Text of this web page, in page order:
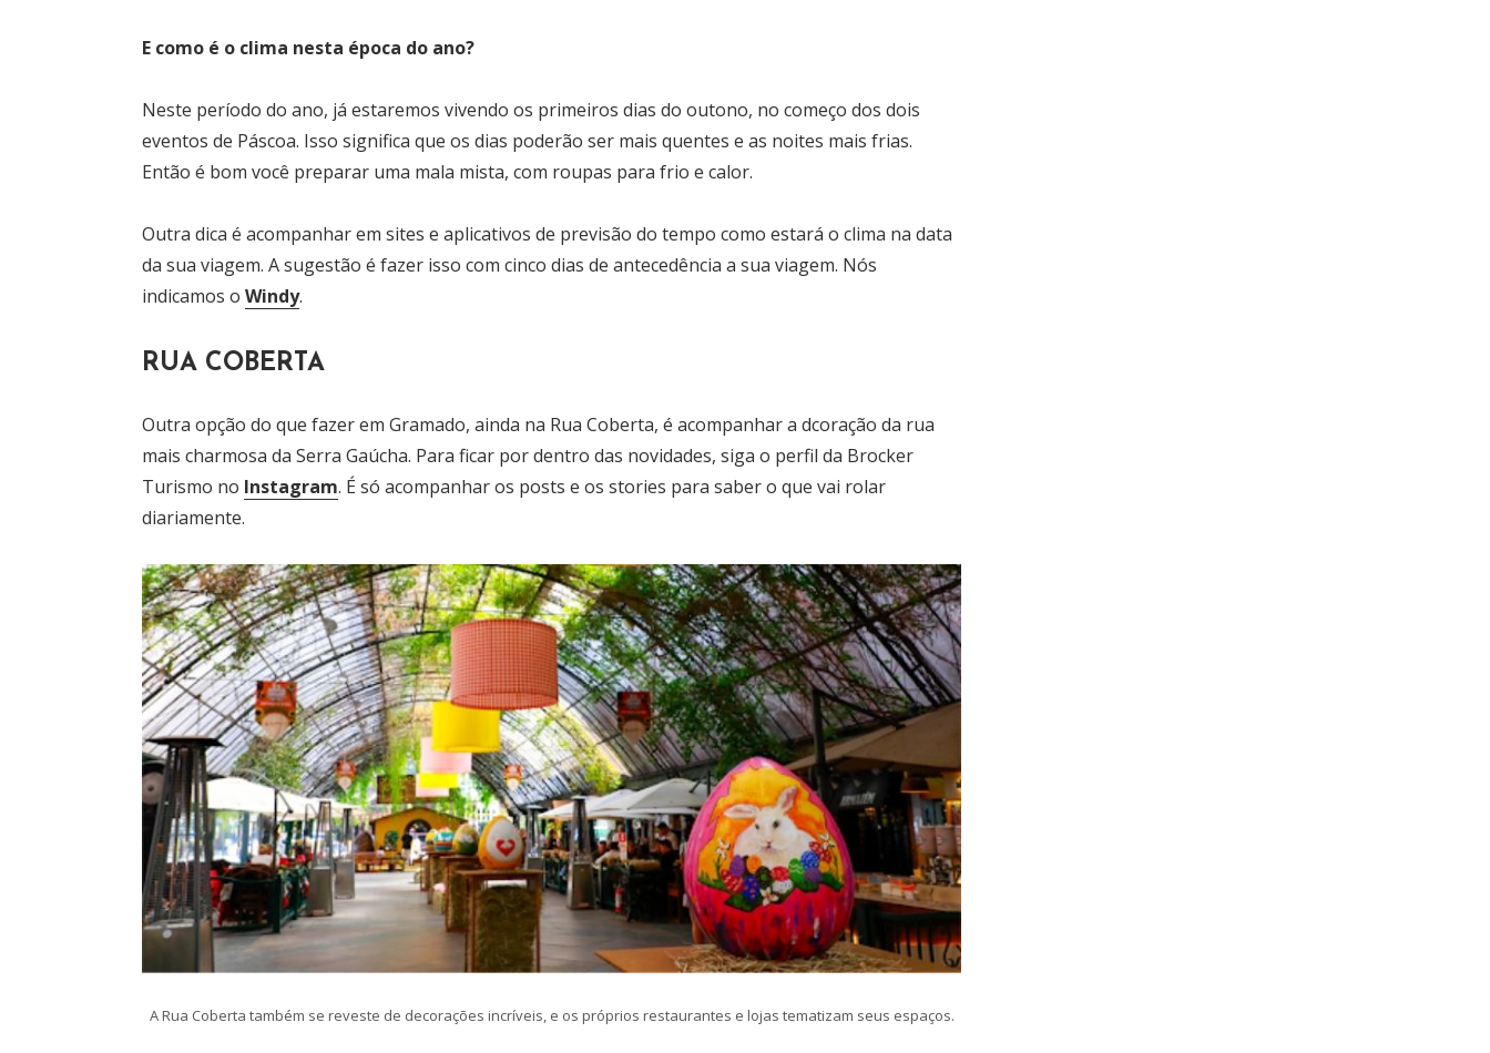
E como é o clima nesta época do ano?
Neste período do ano, já estaremos vivendo os primeiros dias do outono, no começo dos dois
eventos de Páscoa. Isso significa que os dias poderão ser mais quentes e as noites mais frias.
Então é bom você preparar uma mala mista, com roupas para frio e calor.
Outra dica é acompanhar em sites e aplicativos de previsão do tempo como estará o clima na data
da sua viagem. A sugestão é fazer isso com cinco dias de antecedência a sua viagem. Nós
indicamos o Windy.
RUA COBERTA
Outra opção do que fazer em Gramado, ainda na Rua Coberta, é acompanhar a dcoração da rua
mais charmosa da Serra Gaúcha. Para ficar por dentro das novidades, siga o perfil da Brocker
Turismo no Instagram. É só acompanhar os posts e os stories para saber o que vai rolar
diariamente.
A Rua Coberta também se reveste de decorações incríveis, e os próprios restaurantes e lojas tematizam seus espaços.